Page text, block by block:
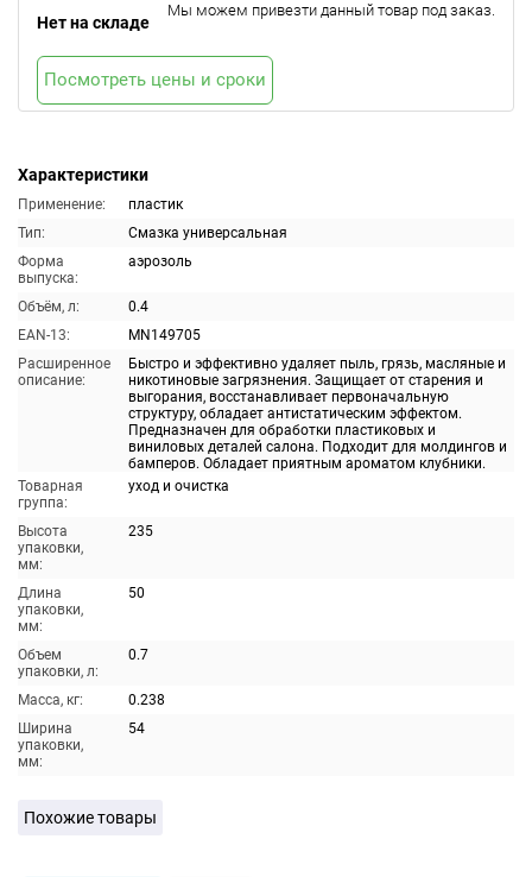
Характеристики
Применение:
пластик
Тип:
Смазка универсальная
Форма
выпуска:
аэрозоль
Объём, л:
0.4
EAN-13:
MN149705
Расширенное
описание:
Быстро и эффективно удаляет пыль, грязь, масляные и
никотиновые загрязнения. Защищает от старения и
выгорания, восстанавливает первоначальную
структуру, обладает антистатическим эффектом.
Предназначен для обработки пластиковых и
виниловых деталей салона. Подходит для молдингов и
бамперов. Обладает приятным ароматом клубники.
Товарная
группа:
уход и очистка
Высота
упаковки,
мм:
235
Длина
упаковки,
мм:
50
Объем
упаковки, л:
0.7
Масса, кг:
0.238
Ширина
упаковки,
мм:
54
Нет на складе
Мы можем привезти данный товар под заказ.
Посмотреть цены и сроки
Похожие товары